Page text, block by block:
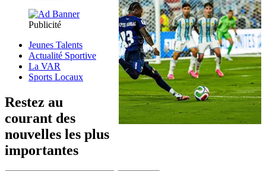
Publicité
Jeunes Talents
Actualité Sportive
La VAR
Sports Locaux
Restez au
courant des
nouvelles les plus
importantes